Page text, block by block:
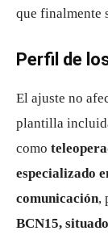
que finalmente
Perfil de
El ajuste no
plantilla
como
especializado
comunicación,
BCN15,